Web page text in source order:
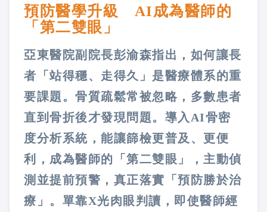
預防醫學升級 AI成為醫師的
「第二雙眼」
亞東醫院副院長彭渝森指出，如何讓長
者「站得穩、走得久」是醫療體系的重
要課題。骨質疏鬆常被忽略，多數患者
直到骨折後才發現問題。導入AI骨密
度分析系統，能讓篩檢更普及、更便
利，成為醫師的「第二雙眼」，主動偵
測並提前預警，真正落實「預防勝於治
療」。單靠X光肉眼判讀，即使醫師經